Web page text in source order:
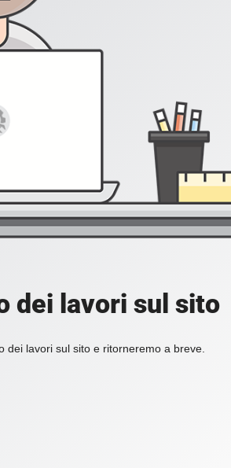
dei lavori sul sito
lavori sul sito e ritorneremo a breve.